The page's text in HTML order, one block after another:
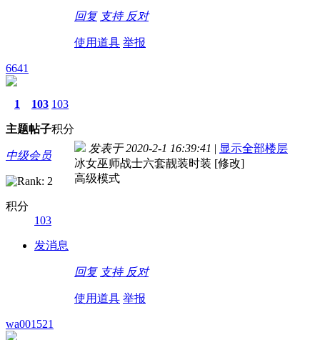
回复 支持 反对
使用道具 举报
6641
1
主题
103
帖子
103
积分
中级会员
积分
103
发消息
发表于 2020-2-1 16:39:41 | 显示全部楼层
冰女巫师战士六套靓装时装 [修改]
高级模式
回复 支持 反对
使用道具 举报
wa001521